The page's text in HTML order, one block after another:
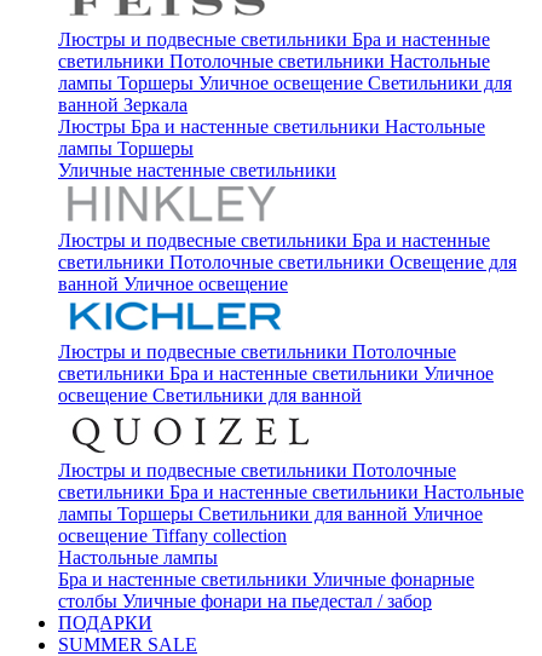
Люстры и подвесные светильники Бра и настенные
светильники Потолочные светильники Настольные
лампы Торшеры Уличное освещение Светильники для
ванной Зеркала
Люстры Бра и настенные светильники Настольные
лампы Торшеры
Уличные настенные светильники
Люстры и подвесные светильники Бра и настенные
светильники Потолочные светильники Освещение для
ванной Уличное освещение
Люстры и подвесные светильники Потолочные
светильники Бра и настенные светильники Уличное
освещение Светильники для ванной
Люстры и подвесные светильники Потолочные
светильники Бра и настенные светильники Настольные
лампы Торшеры Светильники для ванной Уличное
освещение Tiffany collection
Настольные лампы
Бра и настенные светильники Уличные фонарные
столбы Уличные фонари на пьедестал / забор
ПОДАРКИ
SUMMER SALE